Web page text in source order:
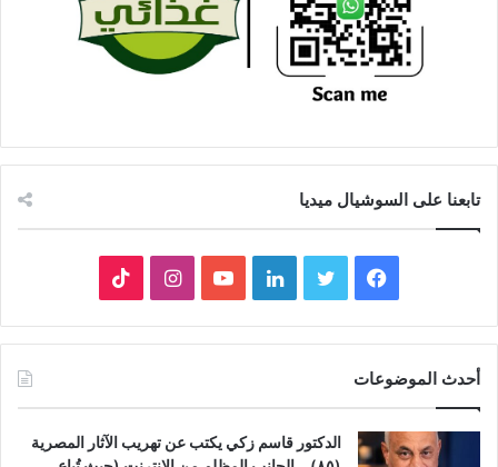
تابعنا على السوشيال ميديا
فيسبوك تويتر لينكدإنيوتيوبانستقرام
أحدث الموضوعات
الدكتور قاسم زكي يكتب عن تهريب الآثار المصرية